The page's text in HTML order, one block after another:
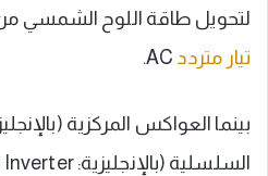
لتحويل طاقة اللوح الشمسي
تيار متردد